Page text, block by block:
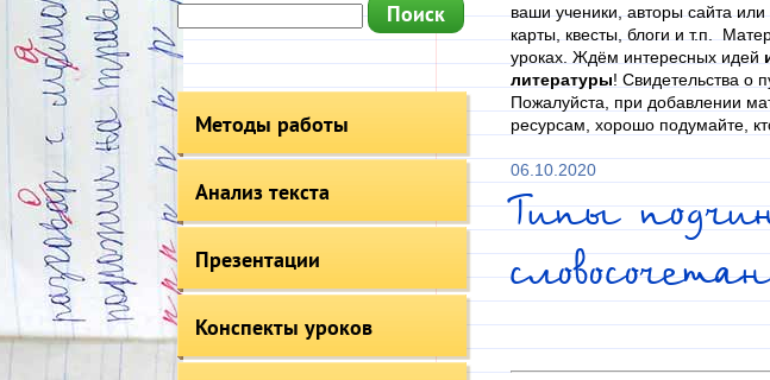
Методы работы
Анализ текста
Презентации
Конспекты уроков
ваши ученики, авторы сайта
карты, квесты, блоги и т.п.
уроках. Ждём интересных идей
литературы! Свидетельства о
Пожалуйста, при добавлении
ресурсам, хорошо подумайте,
06.10.2020
Типы